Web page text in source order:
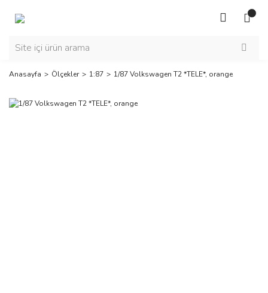
Anasayfa Ölçekler 1:87 1/87 Volkswagen T2 *TELE*, orange